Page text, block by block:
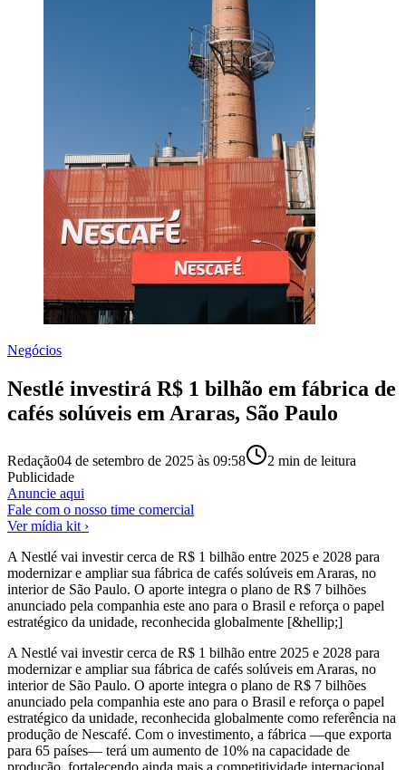
Negócios
Nestlé investirá R$ 1 bilhão em fábrica de
cafés solúveis em Araras, São Paulo
Redação04 de setembro de 2025 às 09:58 2 min de leitura
Publicidade
Anuncie aqui
Fale com o nosso time comercial
Ver mídia kit ›
A Nestlé vai investir cerca de R$ 1 bilhão entre 2025 e 2028 para
modernizar e ampliar sua fábrica de cafés solúveis em Araras, no
interior de São Paulo. O aporte integra o plano de R$ 7 bilhões
anunciado pela companhia este ano para o Brasil e reforça o papel
estratégico da unidade, reconhecida globalmente [&hellip;]
A Nestlé vai investir cerca de R$ 1 bilhão entre 2025 e 2028 para
modernizar e ampliar sua fábrica de cafés solúveis em Araras, no
interior de São Paulo. O aporte integra o plano de R$ 7 bilhões
anunciado pela companhia este ano para o Brasil e reforça o papel
estratégico da unidade, reconhecida globalmente como referência na
produção de Nescafé. Com o investimento, a fábrica —que exporta
para 65 países— terá um aumento de 10% na capacidade de
produção, fortalecendo ainda mais a competitividade internacional